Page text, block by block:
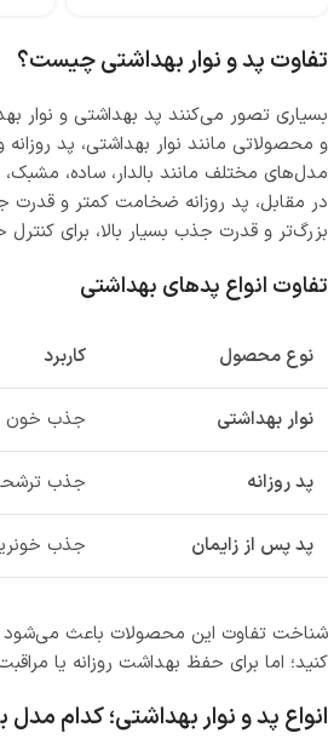
تفاوت پد و نوار بهداشتی چیست؟
بسیاری تصور می‌کنند پد بهداشتی و نوار
و محصولاتی مانند نوار بهداشتی، پد
مدل‌های مختلف مانند بالدار، ساده،
در مقابل، پد روزانه ضخامت کمتر و قدرت
بزرگ‌تر و قدرت جذب بسیار بالا، برای
تفاوت انواع پدهای بهداشتی
نوع محصول کاربرد
نوار بهداشتی جذب خون
پد روزانه جذب
پد پس از زایمان جذب
شناخت تفاوت این محصولات باعث می‌شود
کنید؛ اما برای حفظ بهداشت روزانه یا
انواع پد و نوار بهداشتی؛ کدام